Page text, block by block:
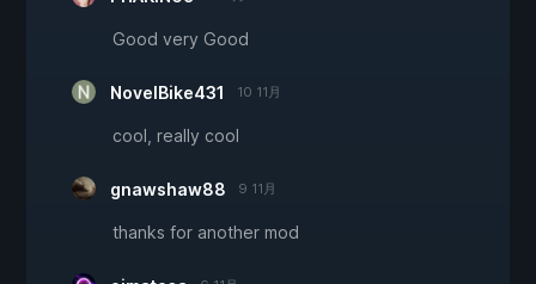
Good very Good
NovelBike431 10 11月
cool, really cool
gnawshaw88 9 11月
thanks for another mod